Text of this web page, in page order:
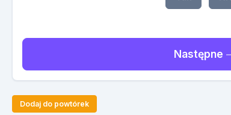
Następne
Dodaj do powtórek